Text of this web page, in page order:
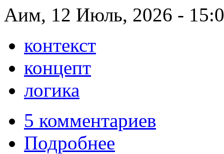
Аим, 12 Июль, 2026 -
контекст
концепт
логика
5 комментариев
Подробнее